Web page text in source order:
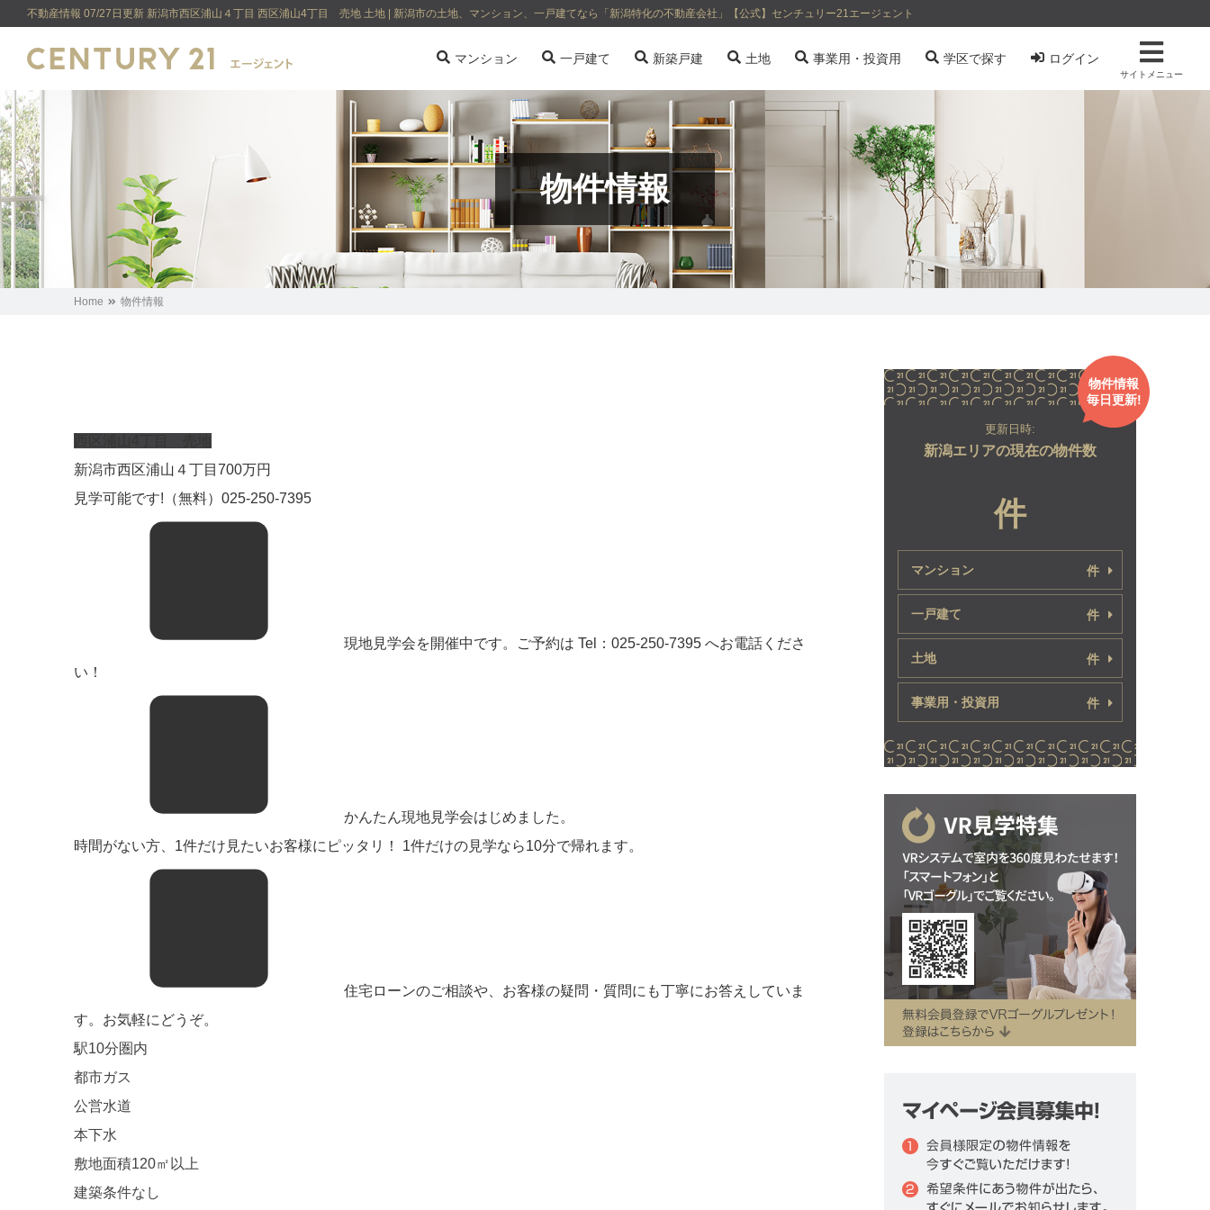
不動産情報 07/27日更新 新潟市西区浦山４丁目 西区浦山4丁目 売地 土地 | 新潟市の土地、マンション、一戸建てなら「新潟特化の不動産会社」【公式】センチュリー21エージェント
マンション 一戸建て 新築戸建 土地 事業用・投資用 学区で探す ログイン
サイトメニュー
物件情報
Home 物件情報
新潟市西区浦山４丁目 700万円
見学可能です!（無料）025-250-7395
現地見学会を開催中です。ご予約は Tel：025-250-7395 へお電話くださ
い！
かんたん現地見学会はじめました。
時間がない方、1件だけ見たいお客様にピッタリ！ 1件だけの見学なら10分で帰れます。
住宅ローンのご相談や、お客様の疑問・質問にも丁寧にお答えしていま
す。お気軽にどうぞ。
駅10分圏内
都市ガス
公営水道
本下水
敷地面積120㎡以上
建築条件なし
物件情報
毎日更新!
更新日時:
新潟エリアの現在の物件数
件
マンション 件
一戸建て 件
土地 件
事業用・投資用 件